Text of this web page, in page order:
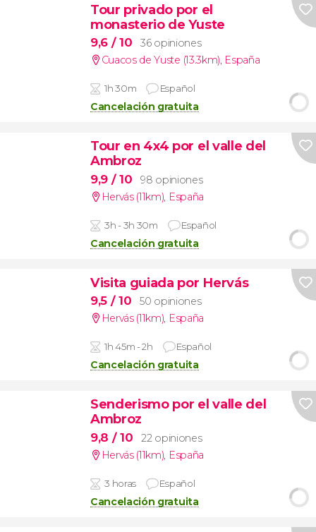
Tour privado por el
monasterio de Yuste
9,6 / 10
36 opiniones
Cuacos de Yuste (13.3km), España
1h 30m Español
Cancelación gratuita
Tour en 4x4 por el valle del
Ambroz
9,9 / 10
98 opiniones
Hervás (11km), España
3h - 3h 30m Español
Cancelación gratuita
Visita guiada por Hervás
9,5 / 10
50 opiniones
Hervás (11km), España
1h 45m - 2h Español
Cancelación gratuita
Senderismo por el valle del
Ambroz
9,8 / 10
22 opiniones
Hervás (11km), España
3 horas Español
Cancelación gratuita